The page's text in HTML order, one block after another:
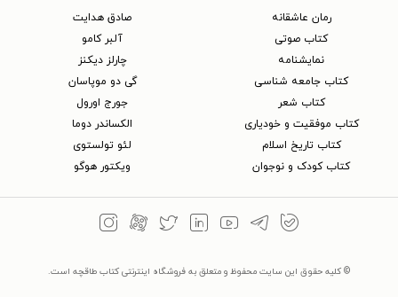
رمان عاشقانه
کتاب‌ صوتی
نمایشنامه
کتاب جامعه شناسی
کتاب شعر
کتاب موفقیت و خودیاری
کتاب تاریخ اسلام
کتاب کودک و نوجوان
صادق هدایت
آلبر کامو
چارلز دیکنز
گی دو موپاسان
جورج اورول
الکساندر دوما
لئو تولستوی
ویکتور هوگو
© کلیه حقوق این سایت محفوظ و متعلق به فروشگاه اینترنتی کتاب طاقچه است.